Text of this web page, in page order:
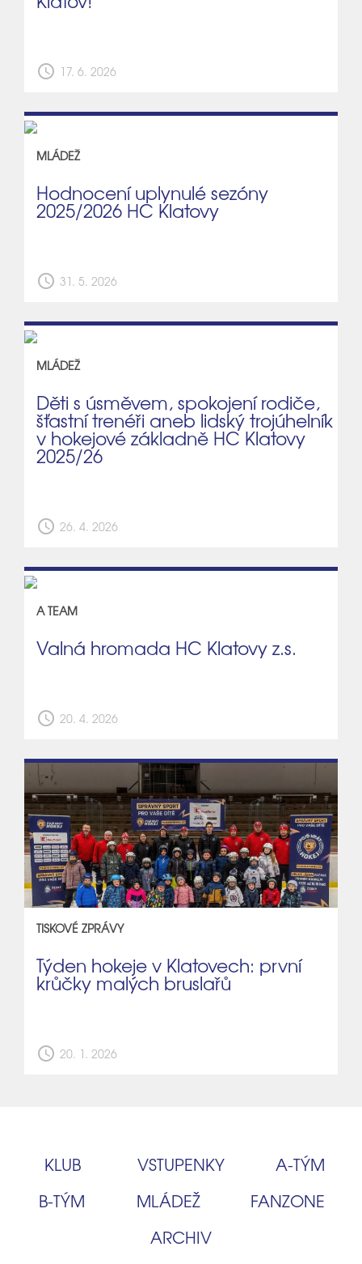
schedule 17. 6. 2026
MLÁDEŽ
Hodnocení uplynulé sezóny
2025/2026 HC Klatovy
schedule 31. 5. 2026
MLÁDEŽ
Děti s úsměvem, spokojení rodiče,
šťastní trenéři aneb lidský trojúhelník
v hokejové základně HC Klatovy
2025/26
schedule 26. 4. 2026
A TEAM
Valná hromada HC Klatovy z.s.
schedule 20. 4. 2026
TISKOVÉ ZPRÁVY
Týden hokeje v Klatovech: první
krůčky malých bruslařů
schedule 20. 1. 2026
KLUB VSTUPENKY
A‑TÝM
B‑TÝM
MLÁDEŽ
FANZONE
ARCHIV